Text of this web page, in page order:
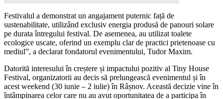
Festivalul a demonstrat un angajament puternic față de
sustenabilitate, utilizând exclusiv energia produsă de panouri solare
pe durata întregului festival. De asemenea, au utilizat toalete
ecologice uscate, oferind un exemplu clar de practici prietenoase cu
mediul”, a declarat fondatorul evenimentului, Tudor Maxim.
Datorită interesului în creștere și impactului pozitiv al Tiny House
Festival, organizatorii au decis să prelungească evenimentul și în
acest weekend (30 iunie – 2 iulie) în Râșnov. Această decizie vine în
întâmpinarea celor care nu au avut oportunitatea de a participa în